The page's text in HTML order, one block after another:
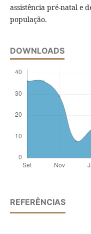
assistência pré-natal e
população.
DOWNLOADS
REFERÊNCIAS